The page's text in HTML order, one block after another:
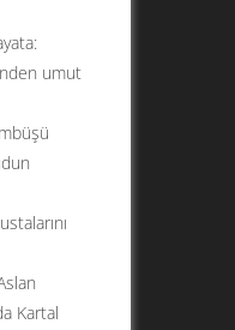
umut
Kartal